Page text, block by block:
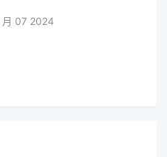
07 2024